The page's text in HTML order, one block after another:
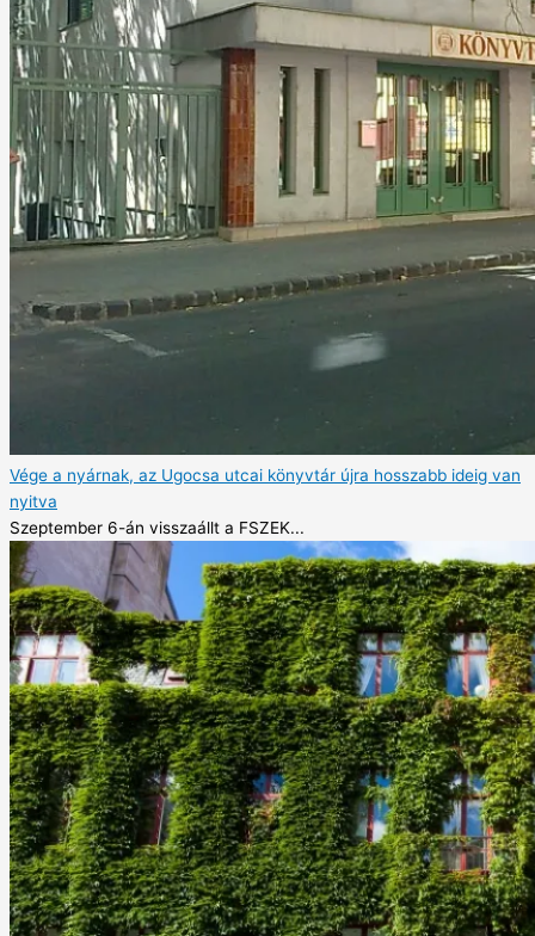
Vége a nyárnak, az Ugocsa utcai könyvtár újra hosszabb ideig van
nyitva
Szeptember 6-án visszaállt a FSZEK...